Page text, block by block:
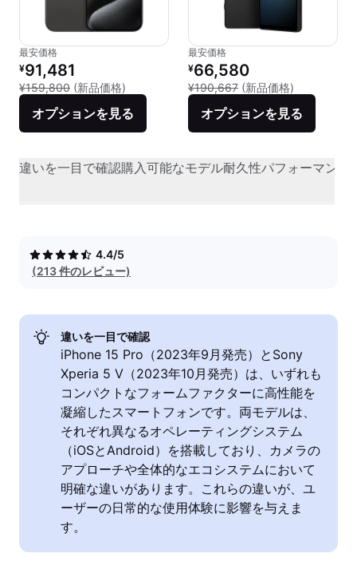
最安価格
リファービッシュ品の価格：
¥91,481
¥159,800 (新品価格) 新品との比較：¥159,800
オプションを見る
最安価格
リファービッシュ品の価格：
¥66,580
¥190,667 (新品価格)
オプションを見る
違いを一目で確認購入可能なモデル耐久性パフォーマンス
4.4/5
(213 件のレビュー)
違いを一目で確認
iPhone 15 Pro（2023年9月発売）とSony
Xperia 5 V（2023年10月発売）は、いずれも
コンパクトなフォームファクターに高性能を
凝縮したスマートフォンです。両モデルは、
それぞれ異なるオペレーティングシステム
（iOSとAndroid）を搭載しており、カメラの
アプローチや全体的なエコシステムにおいて
明確な違いがあります。これらの違いが、ユ
ーザーの日常的な使用体験に影響を与えま
す。